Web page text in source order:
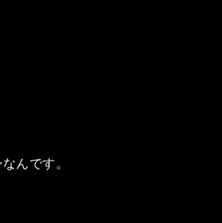
んです。